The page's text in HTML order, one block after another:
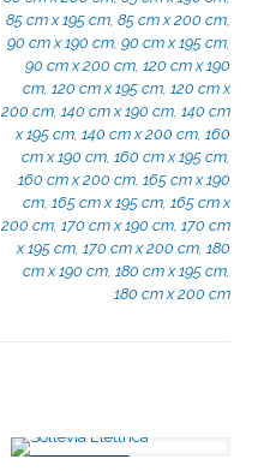
85 cm x 195 cm 85 cm x 200 cm
90 cm x 190 cm 90 cm x 195 cm
90 cm x 200 cm 120 cm x 190
cm 120 cm x 195 cm 120 cm x
200 cm 140 cm x 190 cm 140 cm
x 195 cm 140 cm x 200 cm 160
cm x 190 cm 160 cm x 195 cm
160 cm x 200 cm 165 cm x 190
cm 165 cm x 195 cm 165 cm x
200 cm 170 cm x 190 cm 170 cm
x 195 cm 170 cm x 200 cm 180
cm x 190 cm 180 cm x 195 cm
180 cm x 200 cm